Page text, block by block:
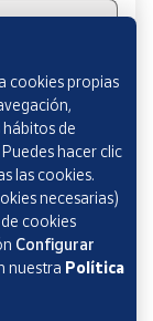
de las
con laPolítica
cookies propias
de
hacer clic
las cookies.
necesarias)
cookies
Configurar
nuestra Política